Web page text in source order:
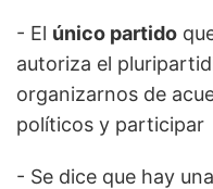
- El único partido
autoriza el
organizarnos de
políticos y participar
- Se dice que hay